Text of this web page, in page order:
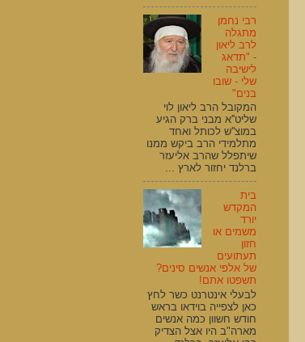
רבי נחמן
מתגלה
לרב ליאון
- "תדאג
לישיבה
שלי - שובו
בנים"
המקובל הרב ליאון לוי
שליט''א מבני ברק הגיע
במוצ''ש לכותל ואחד
מתלמידי הרב ביקש ממנו
שיתפלל שהרב אליעזר
ברלנד יחזור לארץ ...
בית
המקדש
יורד
משמים או
חזון
תעתועים
של אלפי אנשים סינים?
תשפטו אתם!
לבעלי אינטרנט כשר לחץ
כאן לצפייה בוידאו בראש
חודש חשוון כמה אנשים
מארה"ב היו אצל הצדיק